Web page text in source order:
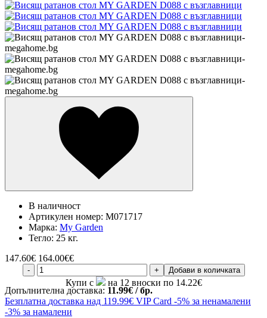
В наличност
Артикулен номер: M071717
Марка: My Garden
Тегло: 25 кг.
147.60€ 164.00€€
- + Добави в количката
Купи с на 12 вноски по 14.22€
Допълнителна доставка: 11.99€ / бр.
Безплатна доставка над 119.99€ VIP Card -5% за ненамалени
-3% за намалени